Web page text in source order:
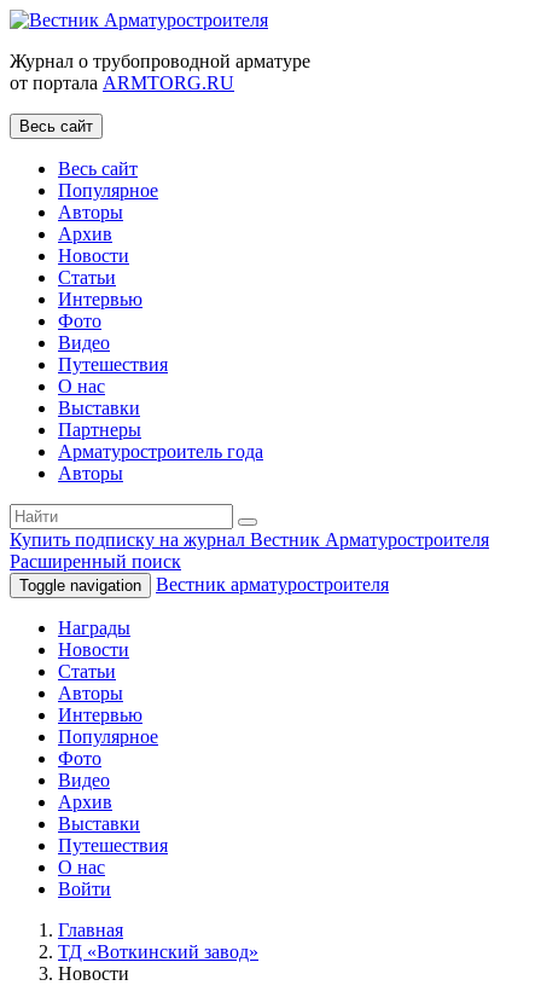
Журнал о трубопроводной арматуре
от портала ARMTORG.RU
Весь сайт
Весь сайт
Популярное
Авторы
Архив
Новости
Статьи
Интервью
Фото
Видео
Путешествия
О нас
Выставки
Партнеры
Арматуростроитель года
Авторы
Купить подписку на журнал Вестник Арматуростроителя
Расширенный поиск
Toggle navigation Вестник арматуростроителя
Награды
Новости
Статьи
Авторы
Интервью
Популярное
Фото
Видео
Архив
Выставки
Путешествия
О нас
Войти
Главная
ТД «Воткинский завод»
Новости